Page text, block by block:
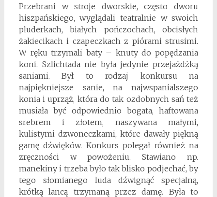
Przebrani w stroje dworskie, często dworu
hiszpańskiego, wyglądali teatralnie w swoich
pluderkach, białych pończochach, obcisłych
żakiecikach i czapeczkach z piórami strusimi.
W ręku trzymali baty – knuty do popędzania
koni. Szlichtada nie była jedynie przejażdżką
saniami. Był to rodzaj konkursu na
najpiękniejsze sanie, na najwspanialszego
konia i uprząż, która do tak ozdobnych sań też
musiała być odpowiednio bogata, haftowana
srebrem i złotem, naszywana małymi,
kulistymi dzwoneczkami, które dawały piękną
gamę dźwięków. Konkurs polegał również na
zręczności w powożeniu. Stawiano np.
manekiny i trzeba było tak blisko podjechać, by
tego słomianego luda dźwignąć specjalną,
krótką lancą trzymaną przez damę. Była to